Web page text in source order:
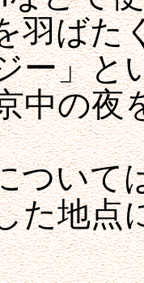
羽ばた
ー」と
中の夜
いて
た地点